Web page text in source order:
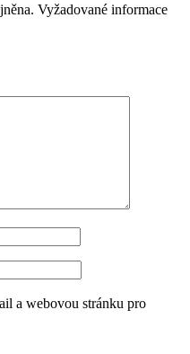
Vyžadované informace
a webovou stránku pro